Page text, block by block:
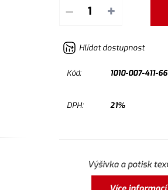
– +
Hlídat dostupnost
Kód: 1010-007-411-66
DPH:
21%